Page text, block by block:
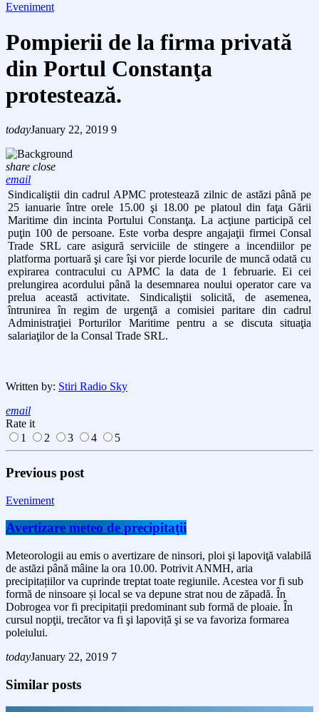
Eveniment
Pompierii de la firma privată
din Portul Constanţa
protestează.
todayJanuary 22, 2019 9
share close
email
Sindicaliştii din cadrul APMC protestează zilnic de astăzi până pe
25 ianuarie între orele 15.00 şi 18.00 pe platoul din faţa Gării
Maritime din incinta Portului Constanţa. La acţiune participă cel
puţin 100 de persoane. Este vorba despre angajaţii firmei Consal
Trade SRL care asigură serviciile de stingere a incendiilor pe
platforma portuară şi care îşi vor pierde locurile de muncă odată cu
expirarea contracului cu APMC la data de 1 februarie. Ei cei
prelungirea acordului până la desemnarea noului operator care va
prelua această activitate. Sindicaliştii solicită, de asemenea,
întrunirea în regim de urgenţă a comisiei paritare din cadrul
Administraţiei Porturilor Maritime pentru a se discuta situaţia
salariaţilor de la Consal Trade SRL.
Written by: Stiri Radio Sky
email
Rate it
1
2 3 4 5
Previous post
Eveniment
Avertizare meteo de precipitaţii
Meteorologii au emis o avertizare de ninsori, ploi şi lapoviţă valabilă
de astăzi până mâine la ora 10.00. Potrivit ANMH, aria
precipitațiilor va cuprinde treptat toate regiunile. Acestea vor fi sub
formă de ninsoare și local se va depune strat nou de zăpadă. În
Dobrogea vor fi precipitații predominant sub formă de ploaie. În
cursul nopţii, trecător va fi şi lapoviță şi se va favoriza formarea
poleiului.
todayJanuary 22, 2019 7
Similar posts